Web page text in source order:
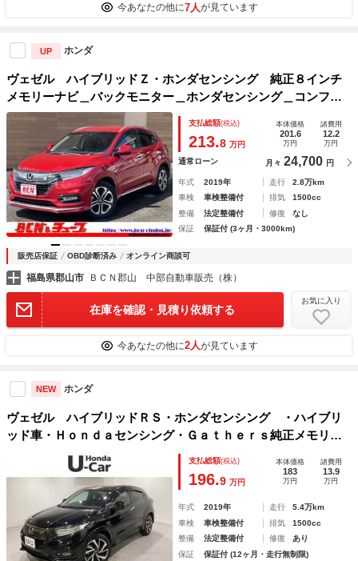
今あなたの他に7人が見ています
UP ホンダ
ヴェゼル ハイブリッドＺ・ホンダセンシング 純正８インチ
メモリーナビ＿バックモニター＿ホンダセンシング＿コンフォ
ートビューパッケージ＿ビルドインＥＴＣ＿前後ドライブレコ
ーダー＿＿パワーシート＿＿ハーフレザーシート＿＿前席シー
トヒーター
支払総額(税込)
213.8 万円
本体価格
201.6
万円
諸費用
12.2
万円
通常ローン 月々 24,700 円
年式 2019年 走行
2.8万km
車検
車検整備付 排気
1500cc
整備
法定整備付 修復
なし
保証
保証付 (3ヶ月・3000km)
販売店保証 OBD診断済み オンライン商談可
福島県郡山市 ＢＣＮ郡山 中部自動車販売（株）
在庫を確認・見積り依頼する
お気に入り
今あなたの他に2人が見ています
NEW ホンダ
ヴェゼル ハイブリッドＲＳ・ホンダセンシング ・ハイブリ
ッド車・Ｈｏｎｄａセンシング・Ｇａｔｈｅｒｓ純正メモリー
ナビ・ＬＥＤヘッドライト・バックモニター・Ｂｌｕｅｔｏｏ
ｔｈ接続・ＵＳＢ端子・ドライブレコーダー（前）・ＥＴＣ・
シートヒーター ＶＳＡ
支払総額(税込)
196.9 万円
本体価格
183
万円
諸費用
13.9
万円
年式 2019年 走行
5.4万km
車検
車検整備付 排気
1500cc
整備
法定整備付 修復
あり
保証
保証付 (12ヶ月・走行無制限)